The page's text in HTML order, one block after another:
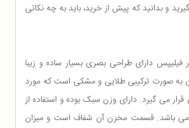
و بدانید که پیش از خرید، باید به چه نکاتی
فیلیپس دارای طراحی بصری بسیار ساده و زیبا
به صورت ترکیبی طلایی و مشکی است که مورد
می گیرد. دارای وزن سبک بوده و استفاده از
باشد. قسمت مخزن آن شفاف است و میزان